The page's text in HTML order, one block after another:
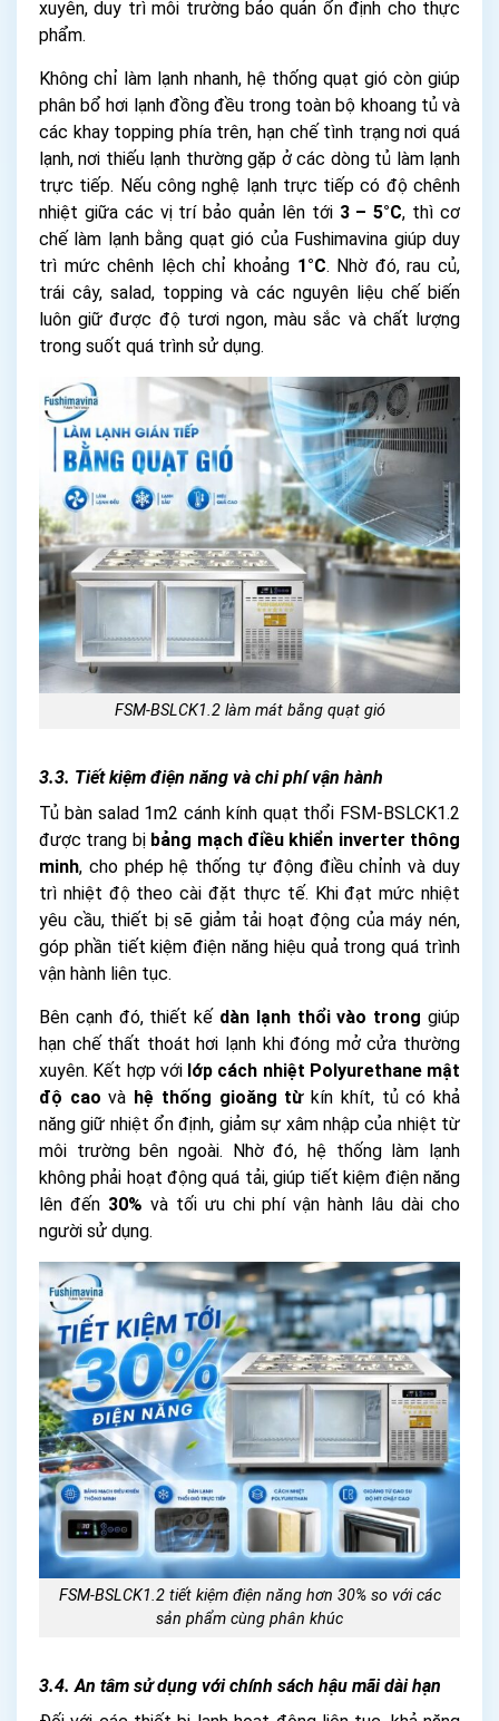
xuyên, duy trì môi trường bảo quản ổn định cho thực
phẩm.
Không chỉ làm lạnh nhanh, hệ thống quạt gió còn giúp
phân bổ hơi lạnh đồng đều trong toàn bộ khoang tủ và
các khay topping phía trên, hạn chế tình trạng nơi quá
lạnh, nơi thiếu lạnh thường gặp ở các dòng tủ làm lạnh
trực tiếp. Nếu công nghệ lạnh trực tiếp có độ chênh
nhiệt giữa các vị trí bảo quản lên tới 3 – 5°C, thì cơ
chế làm lạnh bằng quạt gió của Fushimavina giúp duy
trì mức chênh lệch chỉ khoảng 1°C. Nhờ đó, rau củ,
trái cây, salad, topping và các nguyên liệu chế biến
luôn giữ được độ tươi ngon, màu sắc và chất lượng
trong suốt quá trình sử dụng.
FSM-BSLCK1.2 làm mát bằng quạt gió
3.3. Tiết kiệm điện năng và chi phí vận hành
Tủ bàn salad 1m2 cánh kính quạt thổi FSM-BSLCK1.2
được trang bị bảng mạch điều khiển inverter thông
minh, cho phép hệ thống tự động điều chỉnh và duy
trì nhiệt độ theo cài đặt thực tế. Khi đạt mức nhiệt
yêu cầu, thiết bị sẽ giảm tải hoạt động của máy nén,
góp phần tiết kiệm điện năng hiệu quả trong quá trình
vận hành liên tục.
Bên cạnh đó, thiết kế dàn lạnh thổi vào trong giúp
hạn chế thất thoát hơi lạnh khi đóng mở cửa thường
xuyên. Kết hợp vớilớp cách nhiệt Polyurethane mật
độ cao và hệ thống gioăng từkín khít, tủ có khả
năng giữ nhiệt ổn định, giảm sự xâm nhập của nhiệt từ
môi trường bên ngoài. Nhờ đó, hệ thống làm lạnh
không phải hoạt động quá tải, giúp tiết kiệm điện năng
lên đến30% và tối ưu chi phí vận hành lâu dài cho
người sử dụng.
FSM-BSLCK1.2 tiết kiệm điện năng hơn 30% so với các
sản phẩm cùng phân khúc
3.4. An tâm sử dụng với chính sách hậu mãi dài hạn